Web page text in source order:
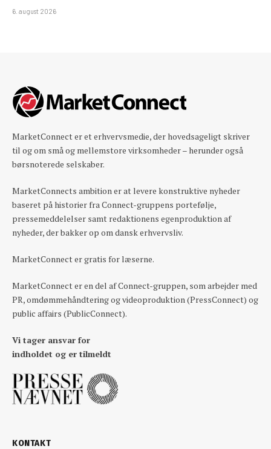
6. august 2026
MarketConnect er et erhvervsmedie, der hovedsageligt skriver
til og om små og mellemstore virksomheder – herunder også
børsnoterede selskaber.
MarketConnects ambition er at levere konstruktive nyheder
baseret på historier fra Connect-gruppens portefølje,
pressemeddelelser samt redaktionens egenproduktion af
nyheder, der bakker op om dansk erhvervsliv.
MarketConnect er gratis for læserne.
MarketConnect er en del af Connect-gruppen, som arbejder med
PR, omdømmehåndtering og videoproduktion (PressConnect) og
public affairs (PublicConnect).
Vi tager ansvar for
indholdet og er tilmeldt
KONTAKT